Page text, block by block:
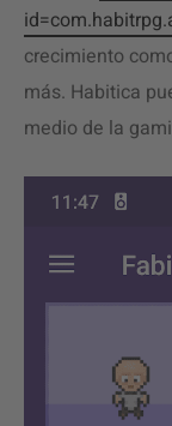
crecimiento
más. Habitica
medio de la